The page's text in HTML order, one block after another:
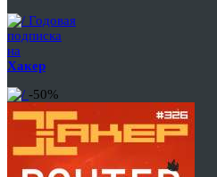
Годовая
подписка
на
Хакер
-50%